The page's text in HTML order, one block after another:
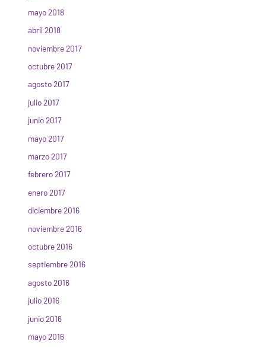
mayo 2018
abril 2018
noviembre 2017
octubre 2017
agosto 2017
julio 2017
junio 2017
mayo 2017
marzo 2017
febrero 2017
enero 2017
diciembre 2016
noviembre 2016
octubre 2016
septiembre 2016
agosto 2016
julio 2016
junio 2016
mayo 2016